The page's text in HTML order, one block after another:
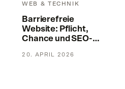
WEB & TECHNIK
Barrierefreie
Website: Pflicht,
Chance und SEO-
20. APRIL 2026